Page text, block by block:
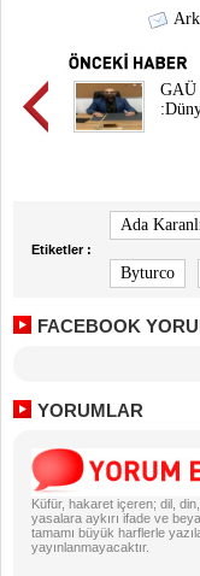
GAÜ
Etiketler :
Ada
Byturco
FACEBOOK
YORUMLAR
Küfür, hakaret içeren; dil, din,
yasalara aykırı ifade ve
tamamı büyük harflerle
yayınlanmayacaktır.